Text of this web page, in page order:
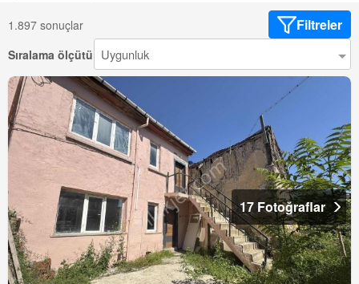
1.897 sonuçlar Filtreler
Sıralama ölçütü
17 Fotoğraflar